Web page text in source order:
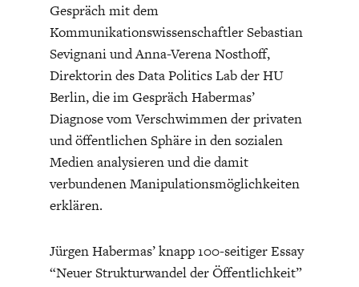
FACHKRÄFTEMANGEL
DAS DEUTSCHE
FINANZMÄRKTE
GELDPOLITIK
Gespräch mit dem
Kommunikationswissenschaftler Sebastian
Sevignani und Anna-Verena Nosthoff,
Direktorin des Data Politics Lab der HU
Berlin, die im Gespräch Habermas’
Diagnose vom Verschwimmen der privaten
und öffentlichen Sphäre in den sozialen
Medien analysieren und die damit
verbundenen Manipulationsmöglichkeiten
erklären.
Jürgen Habermas’ knapp 100-seitiger Essay
“Neuer Strukturwandel der Öffentlichkeit”